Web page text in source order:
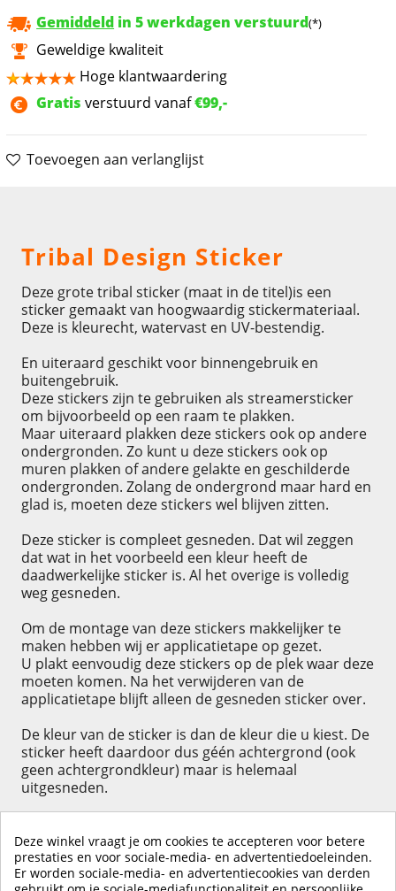
Gemiddeld in 5 werkdagen verstuurd(*)
Geweldige kwaliteit
Hoge klantwaardering
Gratis verstuurd vanaf€99,-
Toevoegen aan verlanglijst
Tribal Design Sticker
Deze grote tribal sticker (maat in de titel)is een
sticker gemaakt van hoogwaardig stickermateriaal.
Deze is kleurecht, watervast en UV-bestendig.
En uiteraard geschikt voor binnengebruik en
buitengebruik.
Deze stickers zijn te gebruiken als streamersticker
om bijvoorbeeld op een raam te plakken.
Maar uiteraard plakken deze stickers ook op andere
ondergronden. Zo kunt u deze stickers ook op
muren plakken of andere gelakte en geschilderde
ondergronden. Zolang de ondergrond maar hard en
glad is, moeten deze stickers wel blijven zitten.
Deze sticker is compleet gesneden. Dat wil zeggen
dat wat in het voorbeeld een kleur heeft de
daadwerkelijke sticker is. Al het overige is volledig
weg gesneden.
Om de montage van deze stickers makkelijker te
maken hebben wij er applicatietape op gezet.
U plakt eenvoudig deze stickers op de plek waar deze
moeten komen. Na het verwijderen van de
applicatietape blijft alleen de gesneden sticker over.
De kleur van de sticker is dan de kleur die u kiest. De
sticker heeft daardoor dus géén achtergrond (ook
geen achtergrondkleur) maar is helemaal
uitgesneden.
KLIK HIER OM EEN ​​RECENSIE ACHTER TE LATEN
Deze winkel vraagt je om cookies te accepteren voor betere
prestaties en voor sociale-media- en advertentiedoeleinden.
Er worden sociale-media- en advertentiecookies van derden